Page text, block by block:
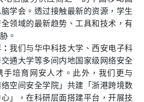
学会。透过接触最新的资源，学生
领域的最新趋势、工具和技术，有
。
我们与华中科技大学、西安电子科
通大学等多间内地国家级网络安全
手培育网安人才。此外，我们更与
络空间安全学院」共建「浙港跨境数
」，在科研层面搭建平台，开展技